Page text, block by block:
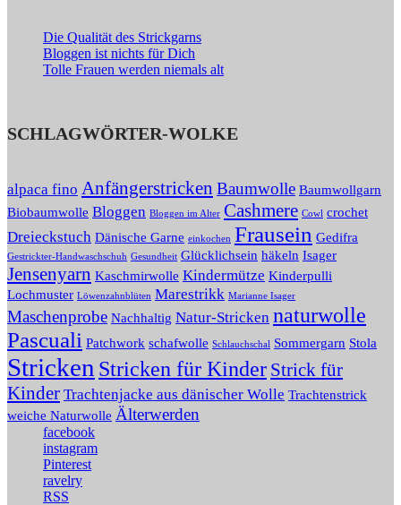
Die Qualität des Strickgarns
Bloggen ist nichts für Dich
Tolle Frauen werden niemals alt
SCHLAGWÖRTER-WOLKE
alpaca fino Anfängerstricken Baumwolle Baumwollgarn
Biobaumwolle Bloggen Bloggen im Alter Cashmere Cowl crochet
Dreieckstuch Dänische Garne einkochen Frausein Gedifra
Gestrickter-Handwaschschuh Gesundheit Glücklichsein häkeln Isager
Jensenyarn Kaschmirwolle Kindermütze Kinderpulli
Lochmuster Löwenzahnblüten Marestrikk Marianne Isager
Maschenprobe Nachhaltig Natur-Stricken naturwolle
Pascuali Patchwork schafwolle Schlauchschal Sommergarn Stola
Stricken Stricken für Kinder Strick für
Kinder Trachtenjacke aus dänischer Wolle Trachtenstrick
weiche Naturwolle Älterwerden
facebook
instagram
Pinterest
ravelry
RSS